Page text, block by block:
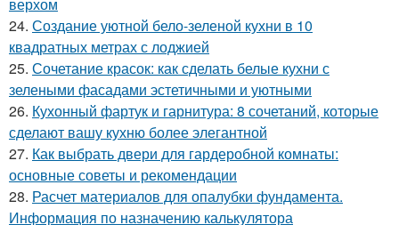
верхом
24. Создание уютной бело-зеленой кухни в 10
квадратных метрах с лоджией
25. Сочетание красок: как сделать белые кухни с
зелеными фасадами эстетичными и уютными
26. Кухонный фартук и гарнитура: 8 сочетаний, которые
сделают вашу кухню более элегантной
27. Как выбрать двери для гардеробной комнаты:
основные советы и рекомендации
28. Расчет материалов для опалубки фундамента.
Информация по назначению калькулятора